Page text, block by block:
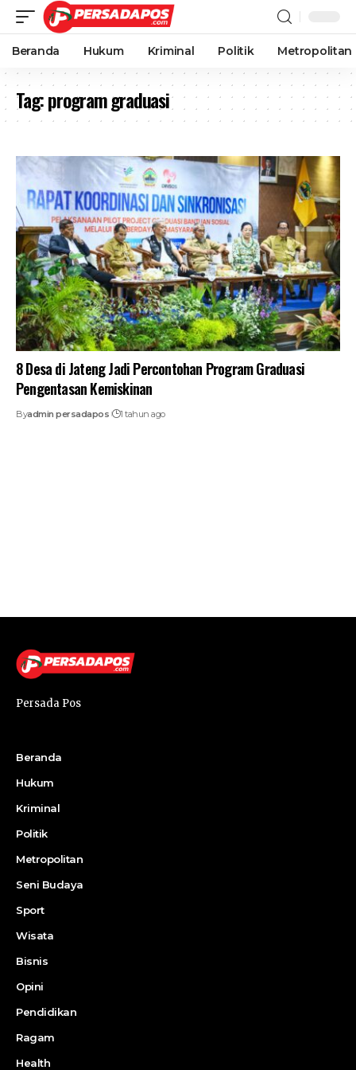
Beranda Hukum Kriminal Politik Metropolitan
Tag:program graduasi
8 Desa di Jateng Jadi Percontohan Program Graduasi
Pengentasan Kemiskinan
Byadmin persadapos 1 tahun ago
Persada Pos
Beranda
Hukum
Kriminal
Politik
Metropolitan
Seni Budaya
Sport
Wisata
Bisnis
Opini
Pendidikan
Ragam
Health